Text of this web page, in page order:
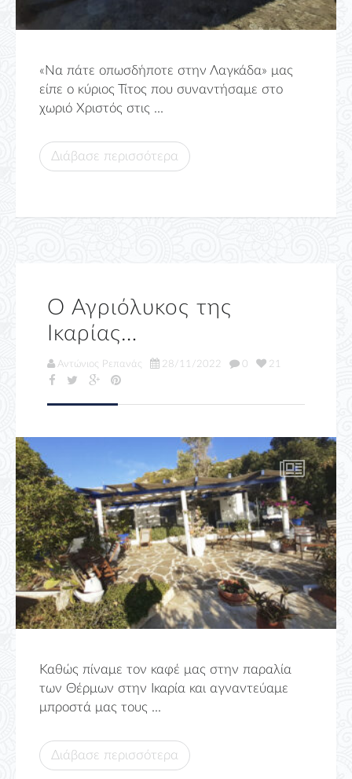
«Να πάτε οπωσδήποτε στην Λαγκάδα» μας
είπε ο κύριος Τίτος που συναντήσαμε στο
χωριό Χριστός στις ...
Διάβασε περισσότερα
Ο Αγριόλυκος της
Ικαρίας…
Αντώνιος Ρεπανάς 28/11/2022 0 21
Καθώς πίναμε τον καφέ μας στην παραλία
των Θέρμων στην Ικαρία και αγναντεύαμε
μπροστά μας τους ...
Διάβασε περισσότερα